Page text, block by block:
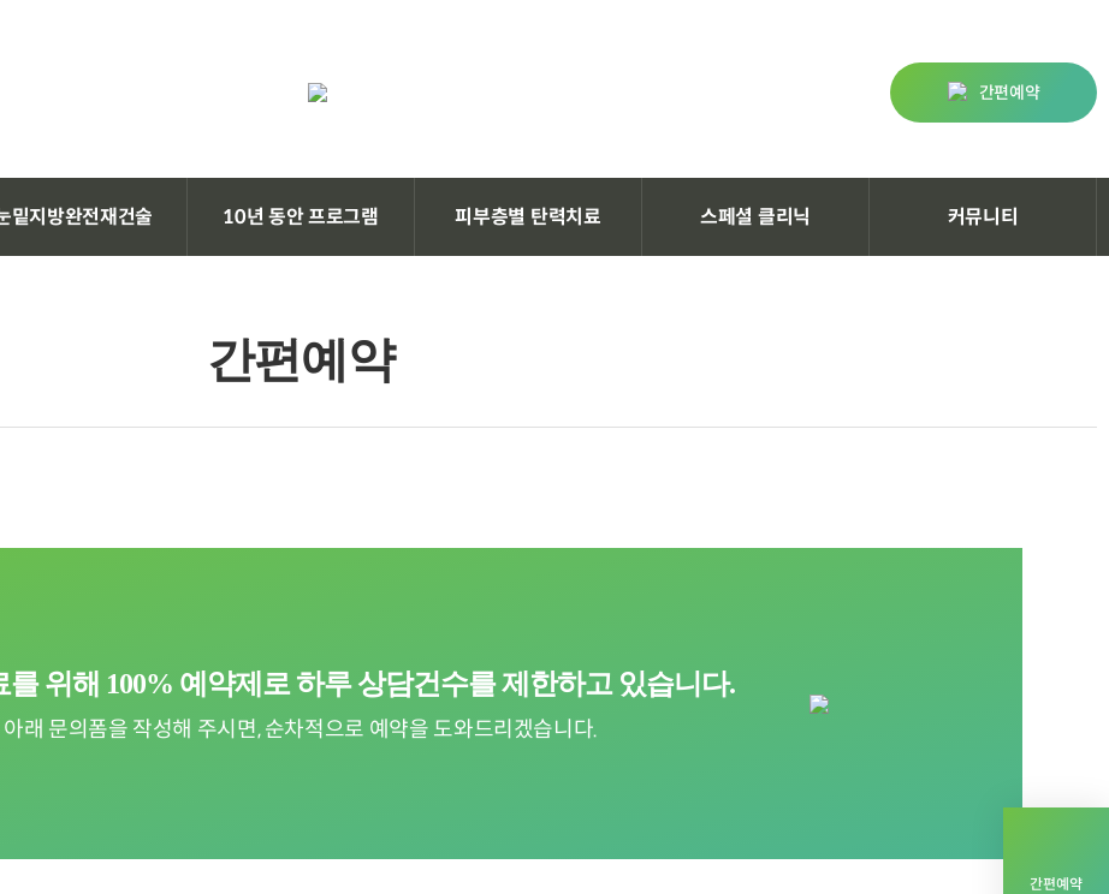
간편예약
밑지방완전재건술 10년 동안 프로그램 피부층별 탄력치료 스페셜 클리닉 커뮤니티
간편예약
를 위해 100% 예약제로 하루 상담건수를 제한하고 있습니다.
아래 문의폼을 작성해 주시면, 순차적으로 예약을 도와드리겠습니다.
간편예약